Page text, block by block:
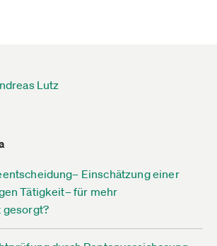
Lutz
Einschätzung einer
Tätigkeit– für mehr
gesorgt?